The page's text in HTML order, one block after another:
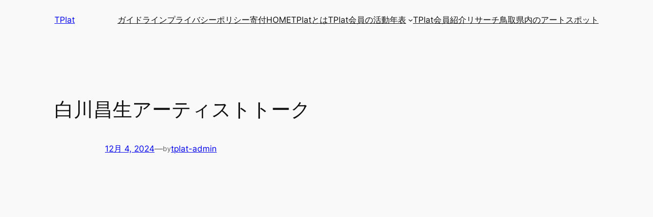
TPlat ガイドラインプライバシーポリシー寄付HOMETPlatとはTPlat会員の活動年表 TPlat会員紹介 リサーチ鳥取県内のアートスポット
白川昌生アーティストトーク
12月 4, 2024—bytplat-admin